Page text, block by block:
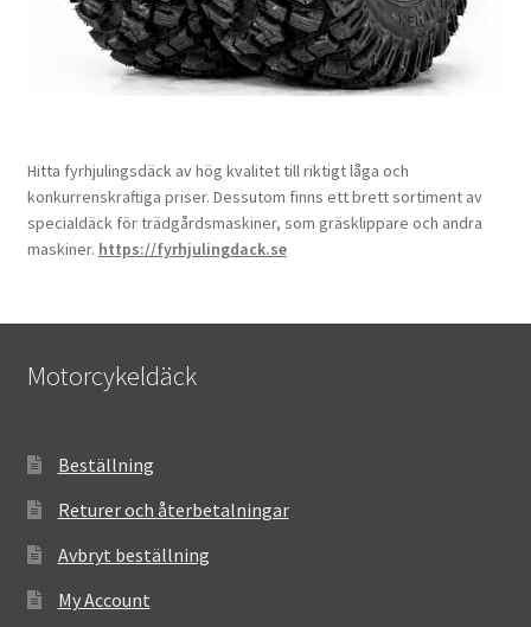
Hitta fyrhjulingsdäck av hög kvalitet till riktigt låga och
konkurrenskraftiga priser. Dessutom finns ett brett sortiment av
specialdäck för trädgårdsmaskiner, som gräsklippare och andra
maskiner. https://fyrhjulingdack.se
Motorcykeldäck
Beställning
Returer och återbetalningar
Avbryt beställning
My Account